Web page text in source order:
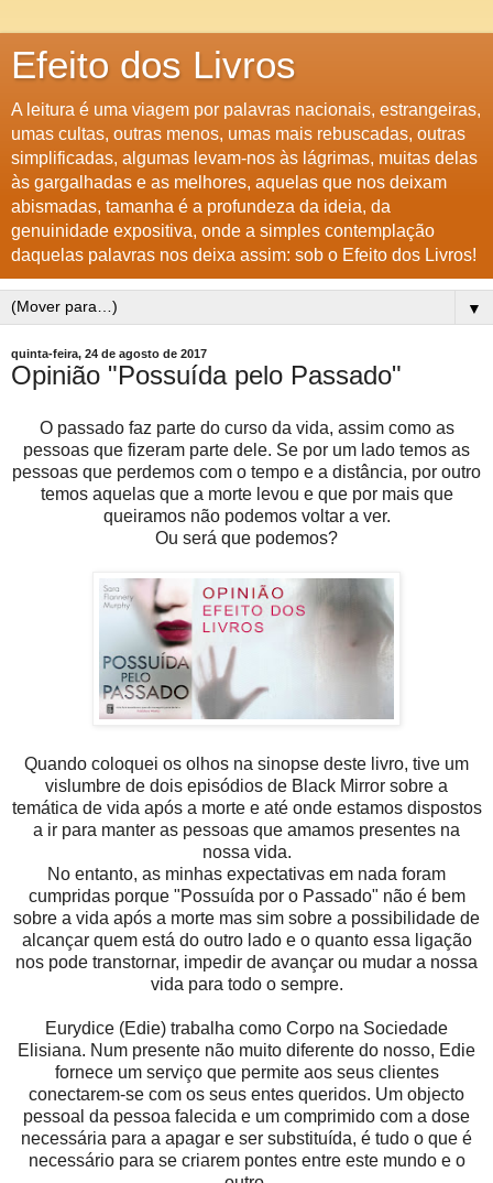
Efeito dos Livros
A leitura é uma viagem por palavras nacionais, estrangeiras,
umas cultas, outras menos, umas mais rebuscadas, outras
simplificadas, algumas levam-nos às lágrimas, muitas delas
às gargalhadas e as melhores, aquelas que nos deixam
abismadas, tamanha é a profundeza da ideia, da
genuinidade expositiva, onde a simples contemplação
daquelas palavras nos deixa assim: sob o Efeito dos Livros!
▼
quinta-feira, 24 de agosto de 2017
Opinião "Possuída pelo Passado"
O passado faz parte do curso da vida, assim como as
pessoas que fizeram parte dele. Se por um lado temos as
pessoas que perdemos com o tempo e a distância, por outro
temos aquelas que a morte levou e que por mais que
queiramos não podemos voltar a ver.
Ou será que podemos?
Quando coloquei os olhos na sinopse deste livro, tive um
vislumbre de dois episódios de Black Mirror sobre a
temática de vida após a morte e até onde estamos dispostos
a ir para manter as pessoas que amamos presentes na
nossa vida.
No entanto, as minhas expectativas em nada foram
cumpridas porque "Possuída por o Passado" não é bem
sobre a vida após a morte mas sim sobre a possibilidade de
alcançar quem está do outro lado e o quanto essa ligação
nos pode transtornar, impedir de avançar ou mudar a nossa
vida para todo o sempre.
Eurydice (Edie) trabalha como Corpo na Sociedade
Elisiana. Num presente não muito diferente do nosso, Edie
fornece um serviço que permite aos seus clientes
conectarem-se com os seus entes queridos. Um objecto
pessoal da pessoa falecida e um comprimido com a dose
necessária para a apagar e ser substituída, é tudo o que é
necessário para se criarem pontes entre este mundo e o